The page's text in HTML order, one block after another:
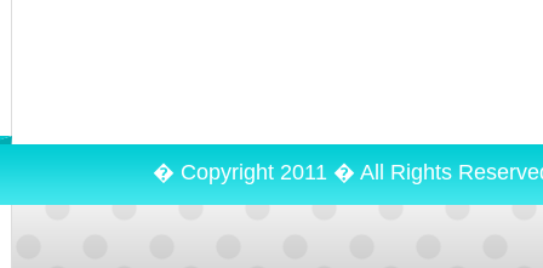
� Copyright 2011 � All Rights